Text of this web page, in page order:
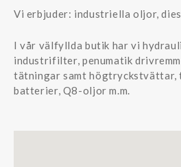
Vi erbjuder: industriella oljor,
I vår välfyllda butik har vi
industrifilter, penumatik
tätningar samt
batterier, Q8-oljor m.m.